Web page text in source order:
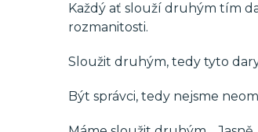
Každý ať slouží druhým tím
rozmanitosti.
Sloužit druhým, tedy tyto
Být správci, tedy nejsme